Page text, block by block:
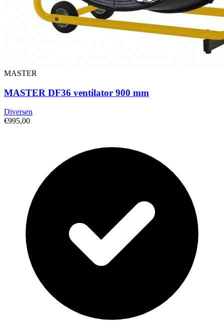
MASTER
MASTER DF36 ventilator 900 mm
Diversen
€995,00